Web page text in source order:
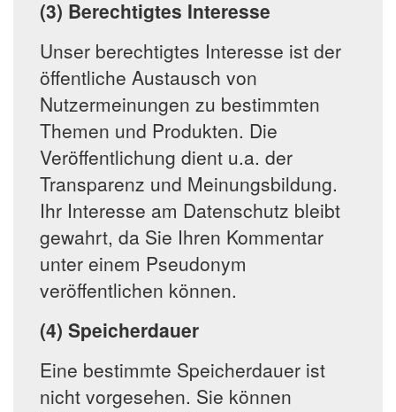
(3) Berechtigtes Interesse
Unser berechtigtes Interesse ist der
öffentliche Austausch von
Nutzermeinungen zu bestimmten
Themen und Produkten. Die
Veröffentlichung dient u.a. der
Transparenz und Meinungsbildung.
Ihr Interesse am Datenschutz bleibt
gewahrt, da Sie Ihren Kommentar
unter einem Pseudonym
veröffentlichen können.
(4) Speicherdauer
Eine bestimmte Speicherdauer ist
nicht vorgesehen. Sie können